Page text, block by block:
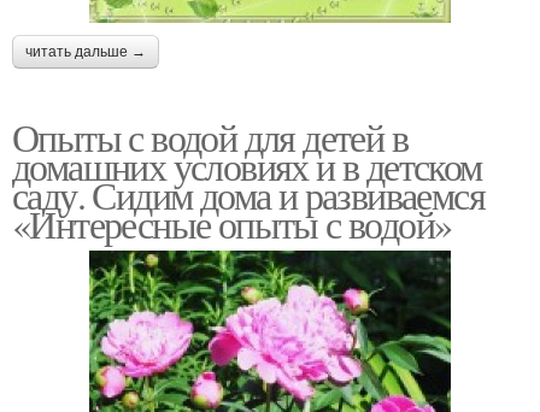
читать дальше →
Опыты с водой для детей в
домашних условиях и в детском
саду. Сидим дома и развиваемся
«Интересные опыты с водой»